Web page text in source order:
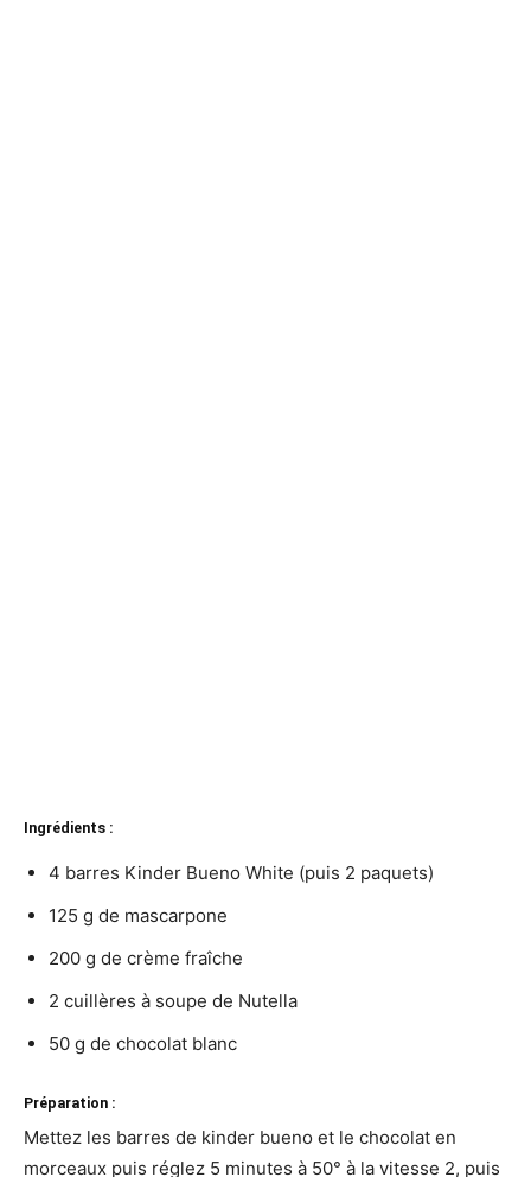
Ingrédients :
4 barres Kinder Bueno White (puis 2 paquets)
125 g de mascarpone
200 g de crème fraîche
2 cuillères à soupe de Nutella
50 g de chocolat blanc
Préparation :
Mettez les barres de kinder bueno et le chocolat en
morceaux puis réglez 5 minutes à 50° à la vitesse 2, puis